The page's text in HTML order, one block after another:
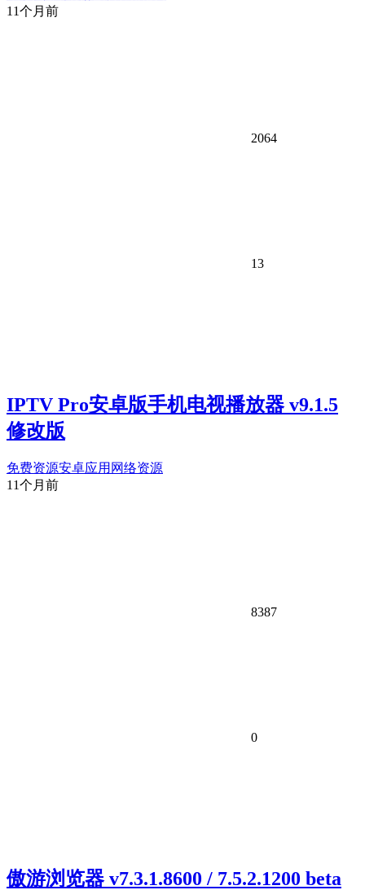
11个月前
2064
13
IPTV Pro安卓版手机电视播放器 v9.1.5
修改版
免费资源安卓应用 网络资源
11个月前
8387
0
傲游浏览器 v7.3.1.8600 / 7.5.2.1200 beta